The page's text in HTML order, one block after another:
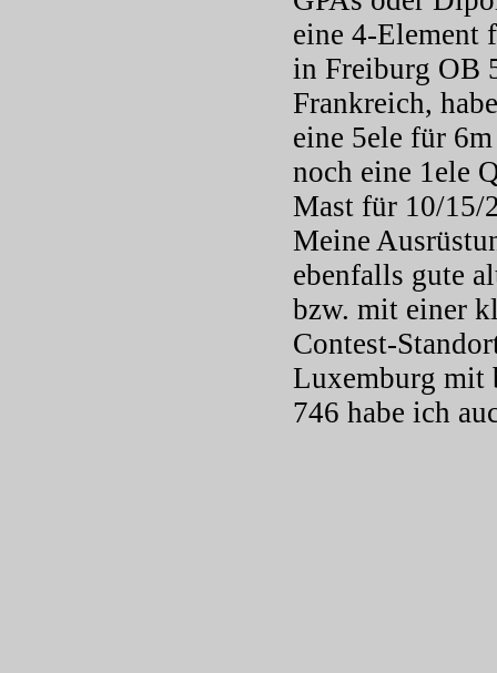
eine 4-Element
in Freiburg OB
Frankreich,
eine 5ele für
noch eine 1ele
Mast für 10/15/
Meine
ebenfalls gute
bzw. mit einer
Contest-
Luxemburg mit
746 habe ich